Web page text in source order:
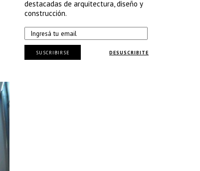
destacadas de arquitectura, diseño y
construcción.
DESUSCRIBITE
SUSCRIBIRSE